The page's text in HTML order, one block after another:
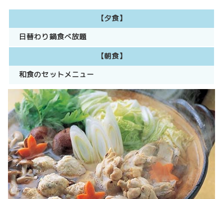
【夕食】
日替わり鍋食べ放題
【朝食】
和食のセットメニュー